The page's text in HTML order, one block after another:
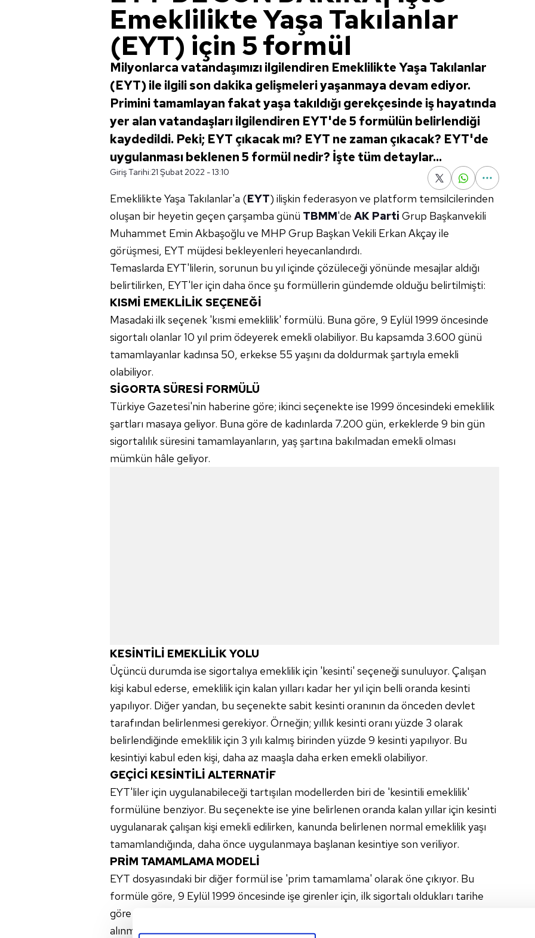
Emeklilikte Yaşa Takılanlar
(EYT) için 5 formül
Milyonlarca vatandaşımızı ilgilendiren Emeklilikte Yaşa Takılanlar
(EYT) ile ilgili son dakika gelişmeleri yaşanmaya devam ediyor.
Primini tamamlayan fakat yaşa takıldığı gerekçesinde iş hayatında
yer alan vatandaşları ilgilendiren EYT'de 5 formülün belirlendiği
kaydedildi. Peki; EYT çıkacak mı? EYT ne zaman çıkacak? EYT'de
uygulanması beklenen 5 formül nedir? İşte tüm detaylar...
Giriş Tarihi:21 Şubat 2022 - 13:10
Emeklilikte Yaşa Takılanlar'a (EYT) ilişkin federasyon ve platform temsilcilerinden
oluşan bir heyetin geçen çarşamba günü TBMM'de AK Parti Grup Başkanvekili
Muhammet Emin Akbaşoğlu ve MHP Grup Başkan Vekili Erkan Akçay ile
görüşmesi, EYT müjdesi bekleyenleri heyecanlandırdı.
Temaslarda EYT'lilerin, sorunun bu yıl içinde çözüleceği yönünde mesajlar aldığı
belirtilirken, EYT'ler için daha önce şu formüllerin gündemde olduğu belirtilmişti:
KISMİ EMEKLİLİK SEÇENEĞİ
Masadaki ilk seçenek 'kısmi emeklilik' formülü. Buna göre, 9 Eylül 1999 öncesinde
sigortalı olanlar 10 yıl prim ödeyerek emekli olabiliyor. Bu kapsamda 3.600 günü
tamamlayanlar kadınsa 50, erkekse 55 yaşını da doldurmak şartıyla emekli
olabiliyor.
SİGORTA SÜRESİ FORMÜLÜ
Türkiye Gazetesi'nin haberine göre; ikinci seçenekte ise 1999 öncesindeki emeklilik
şartları masaya geliyor. Buna göre de kadınlarda 7.200 gün, erkeklerde 9 bin gün
sigortalılık süresini tamamlayanların, yaş şartına bakılmadan emekli olması
mümkün hâle geliyor.
KESİNTİLİ EMEKLİLİK YOLU
Üçüncü durumda ise sigortalıya emeklilik için 'kesinti' seçeneği sunuluyor. Çalışan
kişi kabul ederse, emeklilik için kalan yılları kadar her yıl için belli oranda kesinti
yapılıyor. Diğer yandan, bu seçenekte sabit kesinti oranının da önceden devlet
tarafından belirlenmesi gerekiyor. Örneğin; yıllık kesinti oranı yüzde 3 olarak
belirlendiğinde emeklilik için 3 yılı kalmış birinden yüzde 9 kesinti yapılıyor. Bu
kesintiyi kabul eden kişi, daha az maaşla daha erken emekli olabiliyor.
GEÇİCİ KESİNTİLİ ALTERNATİF
EYT'liler için uygulanabileceği tartışılan modellerden biri de 'kesintili emeklilik'
formülüne benziyor. Bu seçenekte ise yine belirlenen oranda kalan yıllar için kesinti
uygulanarak çalışan kişi emekli edilirken, kanunda belirlenen normal emeklilik yaşı
tamamlandığında, daha önce uygulanmaya başlanan kesintiye son veriliyor.
PRİM TAMAMLAMA MODELİ
EYT dosyasındaki bir diğer formül ise 'prim tamamlama' olarak öne çıkıyor. Bu
formüle göre, 9 Eylül 1999 öncesinde işe girenler için, ilk sigortalı oldukları tarihe
göre 5.000 ile 5.975 prim günü isteniyor. Bunu tamamlayanların yaşı dikkate
alınmazken, böylece emeklilik imkânı doğuyor.